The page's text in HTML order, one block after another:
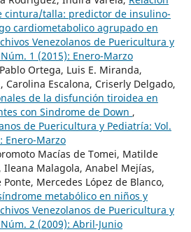
cintura/talla: predictor de insulino-
cardiometabolico agrupado en
Venezolanos de Puericultura y
1 (2015): Enero-Marzo
Ortega, Luis E. Miranda,
Carolina Escalona, Criserly Delgado,
de la disfunción tiroidea en
con Sindrome de Down ,
de Puericultura y Pediatría: Vol.
Enero-Marzo
Macías de Tomei, Matilde
Ileana Malagola, Anabel Mejías,
Mercedes López de Blanco,
metabólico en niños y
Venezolanos de Puericultura y
2 (2009): Abril-Junio